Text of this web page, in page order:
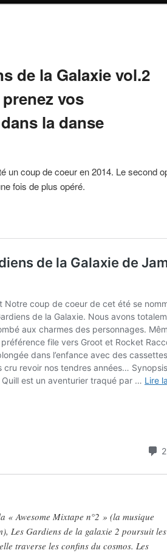
de la Galaxie vol.2
vos
la danse
un coup de coeur en 2014. Le second
fois de plus opéré.
« Awesome Mixtape n°2 » (la musique
Les Gardiens de la galaxie 2 poursuit les
traverse les confins du cosmos. Les